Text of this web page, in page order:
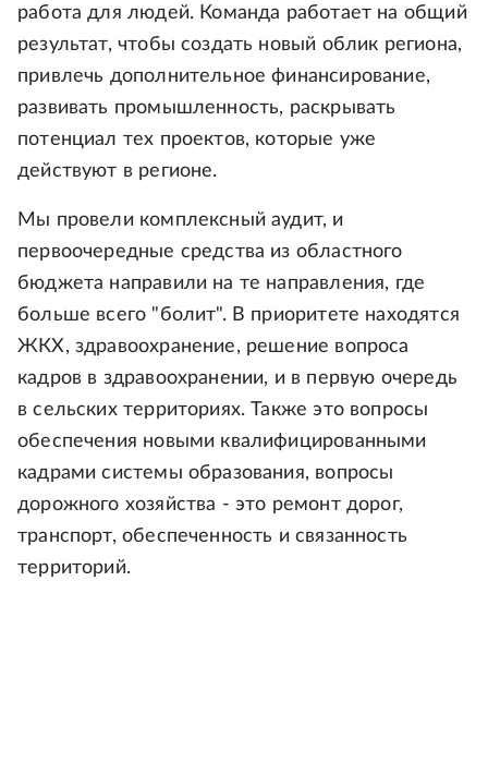
работа для людей. Команда работает на общий
результат, чтобы создать новый облик региона,
привлечь дополнительное финансирование,
развивать промышленность, раскрывать
потенциал тех проектов, которые уже
действуют в регионе.
Мы провели комплексный аудит, и
первоочередные средства из областного
бюджета направили на те направления, где
больше всего "болит". В приоритете находятся
ЖКХ, здравоохранение, решение вопроса
кадров в здравоохранении, и в первую очередь
в сельских территориях. Также это вопросы
обеспечения новыми квалифицированными
кадрами системы образования, вопросы
дорожного хозяйства - это ремонт дорог,
транспорт, обеспеченность и связанность
территорий.